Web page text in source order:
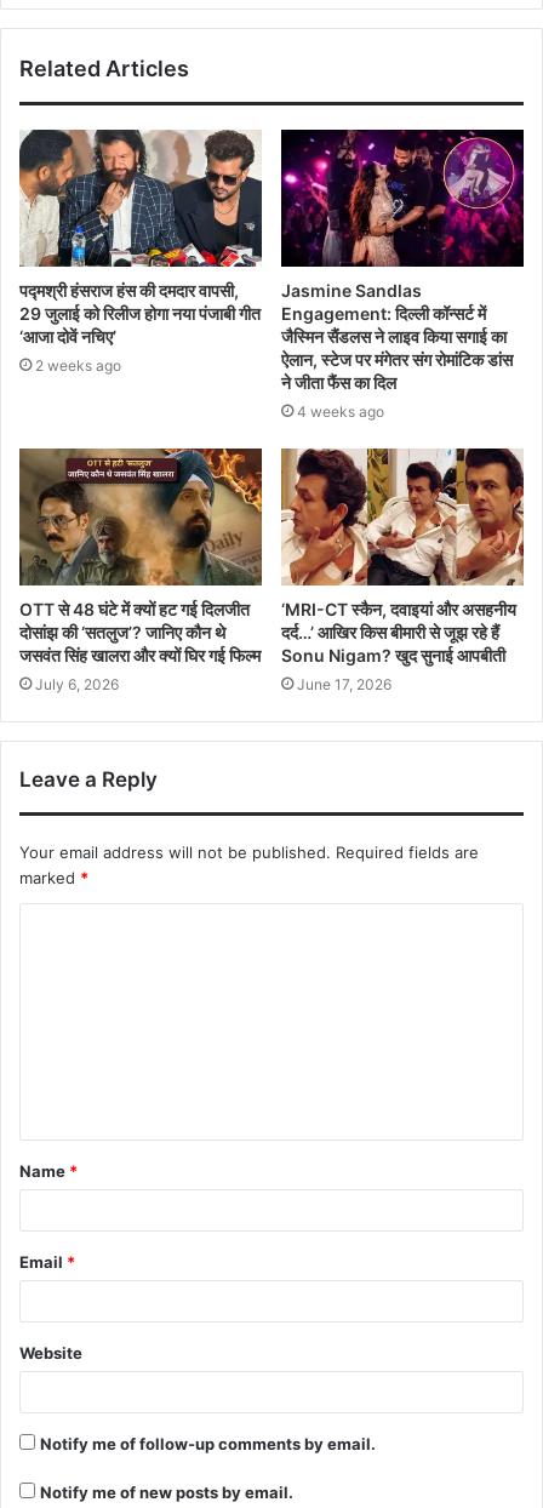
Related Articles
पद्मश्री हंसराज हंस की दमदार वापसी,
29 जुलाई को रिलीज होगा नया पंजाबी गीत
‘आजा दोवें नचिए’
2 weeks ago
Jasmine Sandlas
Engagement: दिल्ली कॉन्सर्ट में
जैस्मिन सैंडलस ने लाइव किया सगाई का
ऐलान, स्टेज पर मंगेतर संग रोमांटिक डांस
ने जीता फैंस का दिल
4 weeks ago
OTT से 48 घंटे में क्यों हट गई दिलजीत
दोसांझ की ‘सतलुज’? जानिए कौन थे
जसवंत सिंह खालरा और क्यों घिर गई फिल्म
July 6, 2026
‘MRI-CT स्कैन, दवाइयां और असहनीय
दर्द…’ आखिर किस बीमारी से जूझ रहे हैं
Sonu Nigam? खुद सुनाई आपबीती
June 17, 2026
Leave a Reply
Your email address will not be published. Required fields are
marked *
Name *
Email *
Website
Notify me of follow-up comments by email.
Notify me of new posts by email.